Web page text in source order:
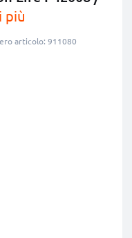
più
articolo: 911080